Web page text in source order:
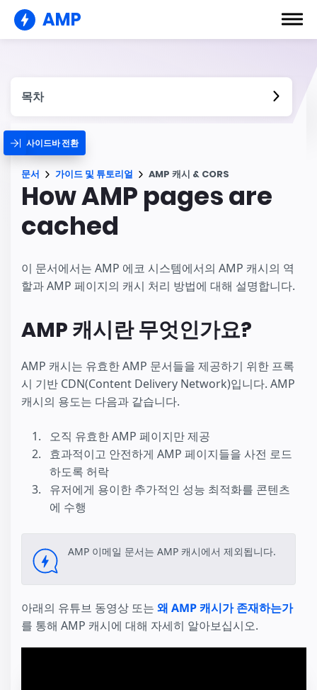
AMP
목차
사이드바 전환
문서 가이드 및 튜토리얼 AMP 캐시 & CORS
How AMP pages are
cached
이 문서에서는 AMP 에코 시스템에서의 AMP 캐시의 역
할과 AMP 페이지의 캐시 처리 방법에 대해 설명합니다.
AMP 캐시란 무엇인가요?
AMP 캐시는 유효한 AMP 문서들을 제공하기 위한 프록
시 기반 CDN(Content Delivery Network)입니다. AMP
캐시의 용도는 다음과 같습니다.
오직 유효한 AMP 페이지만 제공
효과적이고 안전하게 AMP 페이지들을 사전 로드
하도록 허락
유저에게 용이한 추가적인 성능 최적화를 콘텐츠
에 수행
AMP 이메일 문서는 AMP 캐시에서 제외됩니다.
아래의 유튜브 동영상 또는 왜 AMP 캐시가 존재하는가
를 통해 AMP 캐시에 대해 자세히 알아보십시오.